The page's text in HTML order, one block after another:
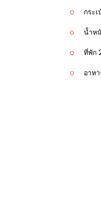
กระ
น้ำห
ที่พัก
อาห